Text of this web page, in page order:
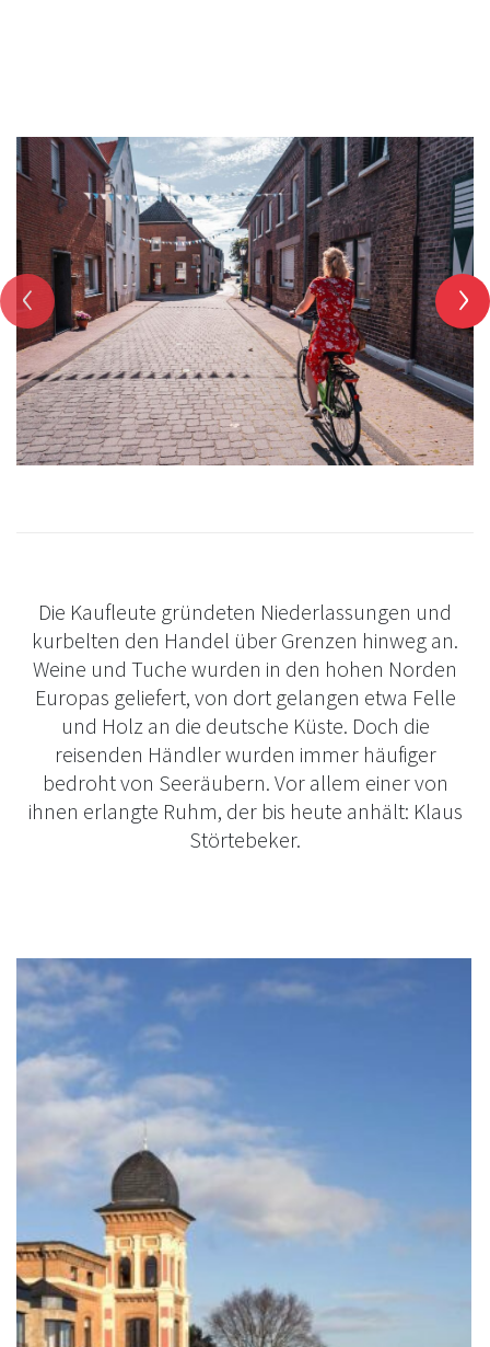
‹ ›
Die Kaufleute gründeten Niederlassungen und
kurbelten den Handel über Grenzen hinweg an.
Weine und Tuche wurden in den hohen Norden
Europas geliefert, von dort gelangen etwa Felle
und Holz an die deutsche Küste. Doch die
reisenden Händler wurden immer häufiger
bedroht von Seeräubern. Vor allem einer von
ihnen erlangte Ruhm, der bis heute anhält: Klaus
Störtebeker.